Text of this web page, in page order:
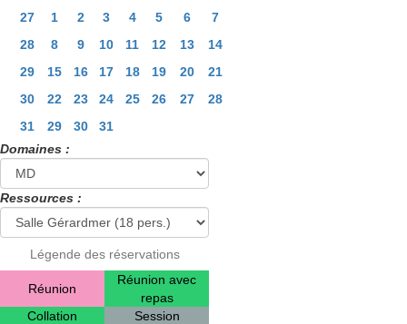
27
1 2 3 4 5 6
7
28
8 9 10 11 12 13
14
29
15 16 17 18 19 20
21
30
22 23 24 25 26 27
28
31
29 30
31
Domaines :
Ressources :
Légende des réservations
Réunion
Réunion avec
repas
Collation
Session